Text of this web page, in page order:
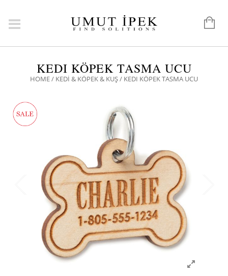
KEDI KÖPEK TASMA UCU
HOME/ KEDİ & KÖPEK & KUŞ/ KEDI KÖPEK TASMA UCU